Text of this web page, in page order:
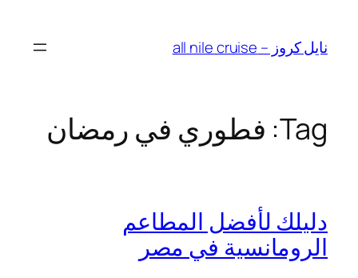
content
نايل كروز – all nile cruise
Tag: فطوري في رمضان
دليلك لأفضل المطاعم
الرومانسية في مصر